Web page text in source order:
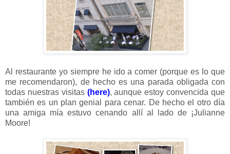
Al restaurante yo siempre he ido a comer (porque es lo que
me recomendaron), de hecho es una parada obligada con
todas nuestras visitas (here), aunque estoy convencida que
también es un plan genial para cenar. De hecho el otro día
una amiga mía estuvo cenando allí al lado de ¡Julianne
Moore!